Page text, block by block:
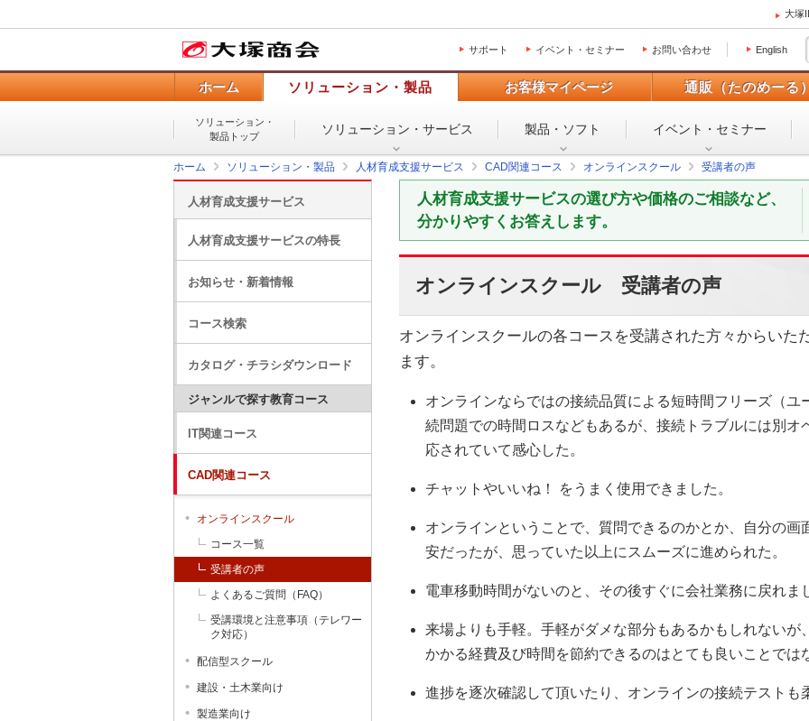
大塚
サポート イベント・セミナー お問い合わせ English
ホーム ソリューション・製品 お客様マイページ 通販（たのめーる）
ソリューション・
製品トップ
ソリューション・ サービス 製品・ソフト イベント・ セミナー
ホーム ソリューション・製品 人材育成支援サービス CAD関連コース オンラインスクール 受講者の声
人材育成支援サービスの選び方や価格のご相談など、
分かりやすくお答えします。
オンラインスクール 受講者の声
オンラインスクールの各コースを受講された方々からいた
ます。
オンラインならではの接続品質による短時間フリーズ（
続問題での時間ロスなどもあるが、接続トラブルには別オ
応されていて感心した。
チャットやいいね！ をうまく使用できました。
オンラインということで、質問できるのかとか、自分の画
安だったが、思っていた以上にスムーズに進められた。
電車移動時間がないのと、その後すぐに会社業務に戻れま
来場よりも手軽。手軽がダメな部分もあるかもしれないが
かかる経費及び時間を節約できるのはとても良いことでは
進捗を逐次確認して頂いたり、オンラインの接続テストも
人材育成支援サービス
人材育成支援サービスの特長
お知らせ・新着情報
コース検索
カタログ・チラシダウンロード
ジャンルで探す教育コース
IT関連コース
CAD関連コース
オンラインスクール
コース一覧
受講者の声
よくあるご質問（FAQ）
受講環境と注意事項（テレワー
ク対応）
配信型スクール
建設・土木業向け
製造業向け